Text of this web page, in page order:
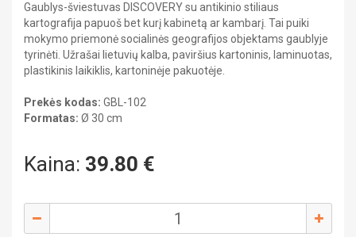
Kalbų mokymas
Schubi ToGo kortelės
Lavinančios priemonės
Didaktiniai žaidimai
Stalo žaidimai
Edukaciniai leidiniai
Pradinis ugdymas
PRATYBŲ SĄSIUVINIAI
METODINĖS PRIEMONĖS
MOKOMIEJI PLAKATAI
DALIJAMOJI MEDŽIAGA
PAPILDOMOS PRIEMONĖS
SIENINIAI ŽEMĖLAPIAI
ATMINTINĖS
Progimnazija
METODINĖS PRIEMONĖS
MOKOMIEJI PLAKATAI
DALIJAMOJI MEDŽIAGA
PAPILDOMOS PRIEMONĖS
SIENINIAI ŽEMĖLAPIAI
Gaublys-šviestuvas DISCOVERY su antikinio stiliaus
kartografija papuoš bet kurį kabinetą ar kambarį. Tai puiki
mokymo priemonė socialinės geografijos objektams gaublyje
tyrinėti. Užrašai lietuvių kalba, paviršius kartoninis, laminuotas,
plastikinis laikiklis, kartoninėje pakuotėje.
Prekės kodas: GBL-102
Formatas: Ø 30 cm
Kaina: 39.80 €